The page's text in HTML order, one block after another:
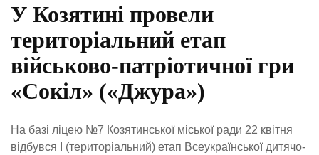
У Козятині провели
територіальний етап
військово-патріотичної гри
«Сокіл» («Джура»)
На базі ліцею №7 Козятинської міської ради 22 квітня
відбувся І (територіальний) етап Всеукраїнської дитячо-